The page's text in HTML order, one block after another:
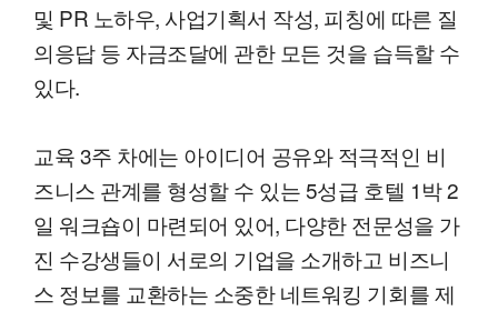
및 PR 노하우, 사업기획서 작성, 피칭에 따른 질
의응답 등 자금조달에 관한 모든 것을 습득할 수
있다.
교육 3주 차에는 아이디어 공유와 적극적인 비
즈니스 관계를 형성할 수 있는 5성급 호텔 1박 2
일 워크숍이 마련되어 있어, 다양한 전문성을 가
진 수강생들이 서로의 기업을 소개하고 비즈니
스 정보를 교환하는 소중한 네트워킹 기회를 제